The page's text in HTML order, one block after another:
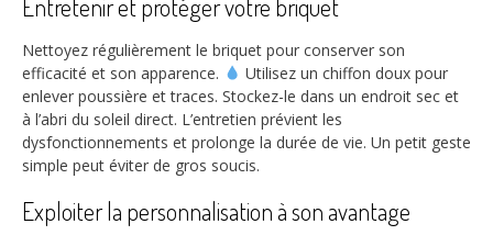
Entretenir et protéger votre briquet
Nettoyez régulièrement le briquet pour conserver son
efficacité et son apparence.
Utilisez un chiffon doux pour
enlever poussière et traces. Stockez-le dans un endroit sec et
à l’abri du soleil direct. L’entretien prévient les
dysfonctionnements et prolonge la durée de vie. Un petit geste
simple peut éviter de gros soucis.
Exploiter la personnalisation à son avantage